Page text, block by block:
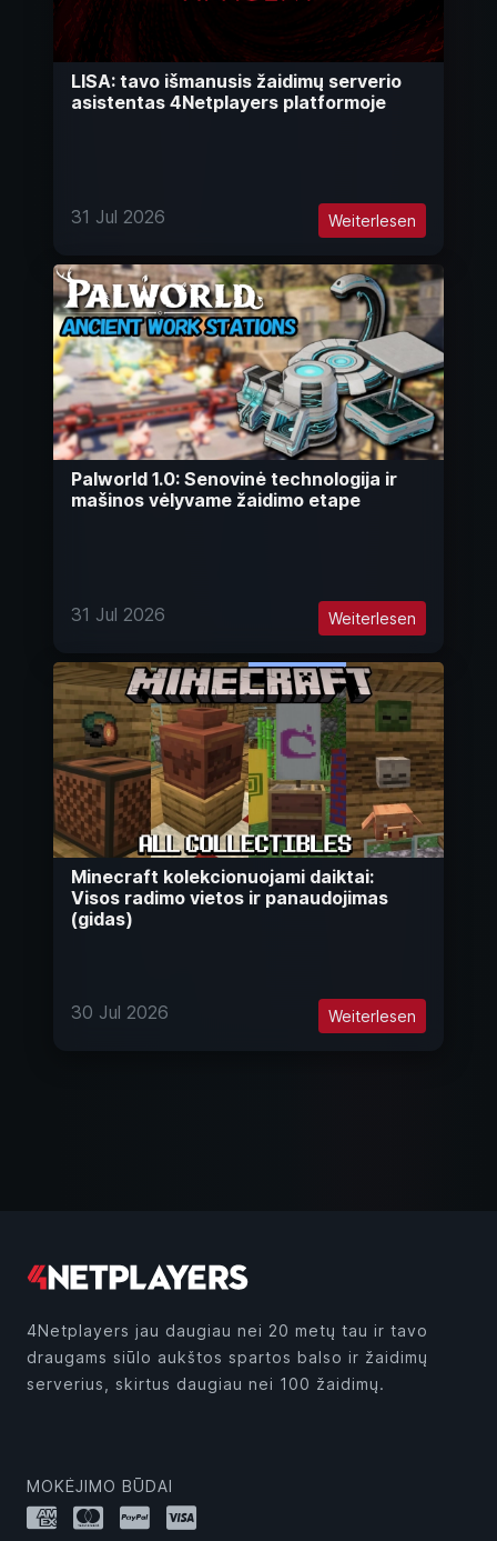
LISA: tavo išmanusis žaidimų serverio
asistentas 4Netplayers platformoje
31 Jul 2026 Weiterlesen
Palworld 1.0: Senovinė technologija ir
mašinos vėlyvame žaidimo etape
31 Jul 2026 Weiterlesen
Minecraft kolekcionuojami daiktai:
Visos radimo vietos ir panaudojimas
(gidas)
30 Jul 2026 Weiterlesen
4Netplayers jau daugiau nei 20 metų tau ir tavo
draugams siūlo aukštos spartos balso ir žaidimų
serverius, skirtus daugiau nei 100 žaidimų.
MOKĖJIMO BŪDAI